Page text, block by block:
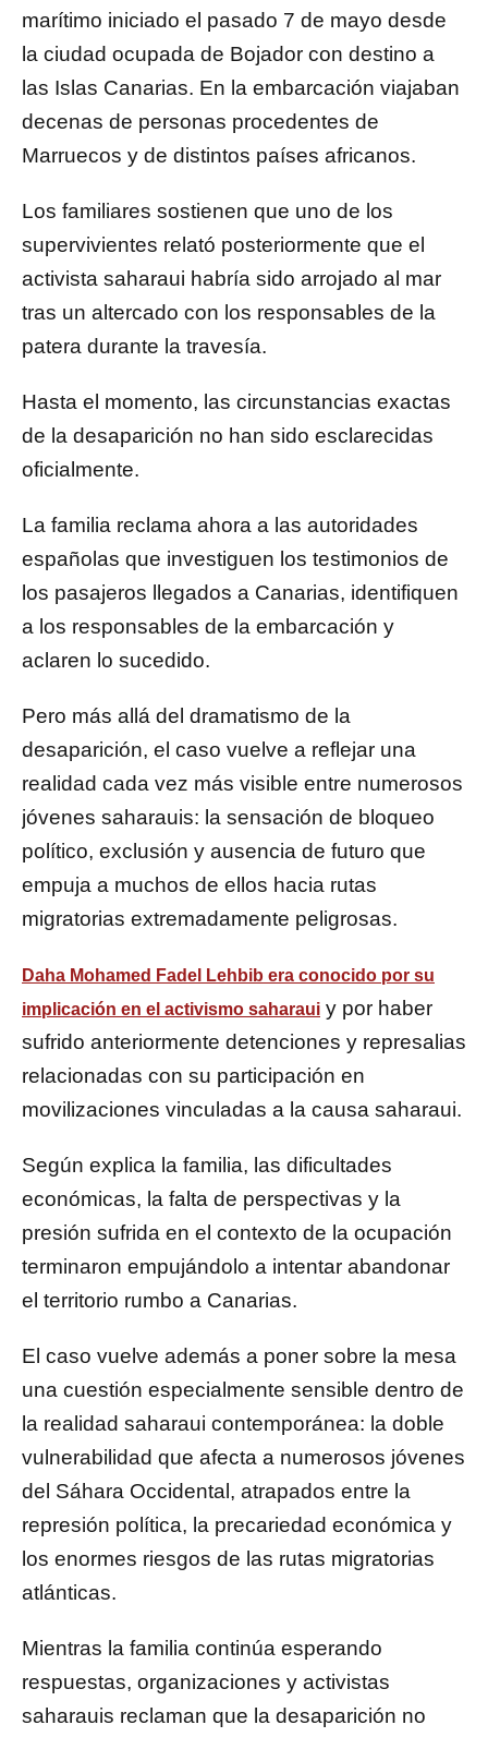
marítimo iniciado el pasado 7 de mayo desde
la ciudad ocupada de Bojador con destino a
las Islas Canarias. En la embarcación viajaban
decenas de personas procedentes de
Marruecos y de distintos países africanos.
Los familiares sostienen que uno de los
supervivientes relató posteriormente que el
activista saharaui habría sido arrojado al mar
tras un altercado con los responsables de la
patera durante la travesía.
Hasta el momento, las circunstancias exactas
de la desaparición no han sido esclarecidas
oficialmente.
La familia reclama ahora a las autoridades
españolas que investiguen los testimonios de
los pasajeros llegados a Canarias, identifiquen
a los responsables de la embarcación y
aclaren lo sucedido.
Pero más allá del dramatismo de la
desaparición, el caso vuelve a reflejar una
realidad cada vez más visible entre numerosos
jóvenes saharauis: la sensación de bloqueo
político, exclusión y ausencia de futuro que
empuja a muchos de ellos hacia rutas
migratorias extremadamente peligrosas.
Daha Mohamed Fadel Lehbib era conocido por su
implicación en el activismo saharaui y por haber
sufrido anteriormente detenciones y represalias
relacionadas con su participación en
movilizaciones vinculadas a la causa saharaui.
Según explica la familia, las dificultades
económicas, la falta de perspectivas y la
presión sufrida en el contexto de la ocupación
terminaron empujándolo a intentar abandonar
el territorio rumbo a Canarias.
El caso vuelve además a poner sobre la mesa
una cuestión especialmente sensible dentro de
la realidad saharaui contemporánea: la doble
vulnerabilidad que afecta a numerosos jóvenes
del Sáhara Occidental, atrapados entre la
represión política, la precariedad económica y
los enormes riesgos de las rutas migratorias
atlánticas.
Mientras la familia continúa esperando
respuestas, organizaciones y activistas
saharauis reclaman que la desaparición no